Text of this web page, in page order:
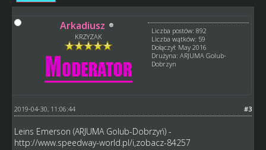
Arkadiusz
KRZYZAK
Liczba postów: 892
Liczba wątków: 59
Dołączył: May 2016
Drużyna: ARJUMA Golub-
Dobrzyn
#3
2019-04-30, 11:06:44
Leins Emerson (ARJUMA Golub-Dobrzyń) -
http://www.speedway-world.pl/i,zobacz-84257